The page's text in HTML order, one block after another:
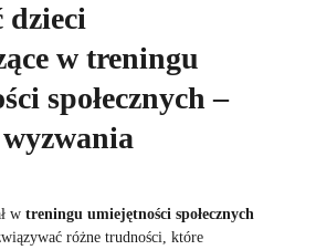
dzieci
w treningu
społecznych –
w treningu umiejętności społecznych
różne trudności, które